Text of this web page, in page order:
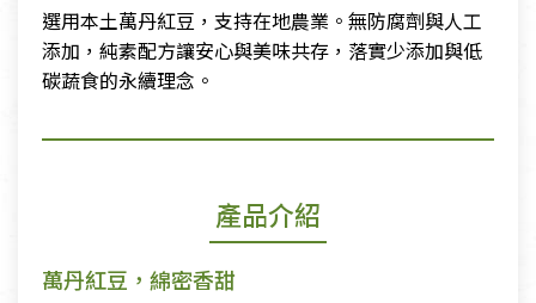
選用本土萬丹紅豆，支持在地農業。無防腐劑與人工
添加，純素配方讓安心與美味共存，落實少添加與低
碳蔬食的永續理念。
產品介紹
萬丹紅豆，綿密香甜